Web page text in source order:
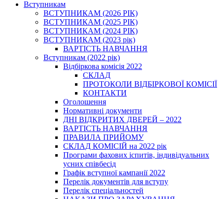
Вступникам
ВСТУПНИКАМ (2026 РІК)
ВСТУПНИКАМ (2025 РІК)
ВСТУПНИКАМ (2024 РІК)
ВСТУПНИКАМ (2023 рік)
ВАРТІСТЬ НАВЧАННЯ
Вступникам (2022 рік)
Відбіркова комісія 2022
СКЛАД
ПРОТОКОЛИ ВІДБІРКОВОЇ КОМІСІЇ
КОНТАКТИ
Оголошення
Нормативні документи
ДНІ ВІДКРИТИХ ДВЕРЕЙ – 2022
ВАРТІСТЬ НАВЧАННЯ
ПРАВИЛА ПРИЙОМУ
СКЛАД КОМІСІЙ на 2022 рік
Програми фахових іспитів, індивідуальних
усних співбесід
Графік вступної кампанії 2022
Перелік документів для вступу
Перелік спеціальностей